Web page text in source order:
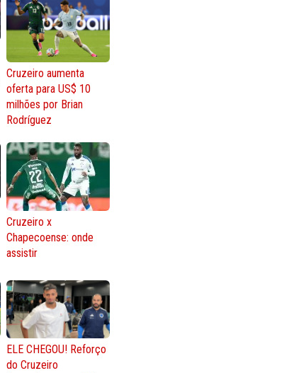
Cruzeiro aumenta
oferta para US$ 10
milhões por Brian
Rodríguez
Cruzeiro x
Chapecoense: onde
assistir
ELE CHEGOU! Reforço
do Cruzeiro